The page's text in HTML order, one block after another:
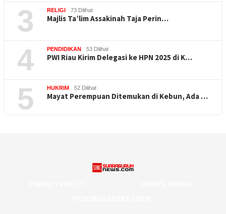
3 RELIGI 73 Dilihat
Majlis Ta’lim Assakinah Taja Perin…
4 PENDIDIKAN 53 Dilihat
PWI Riau Kirim Delegasi ke HPN 2025 di K…
5 HUKRIM 52 Dilihat
Mayat Perempuan Ditemukan di Kebun, Ada …